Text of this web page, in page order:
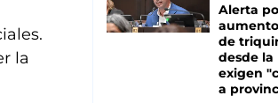
la
Alerta
de
desde la
exigen
a